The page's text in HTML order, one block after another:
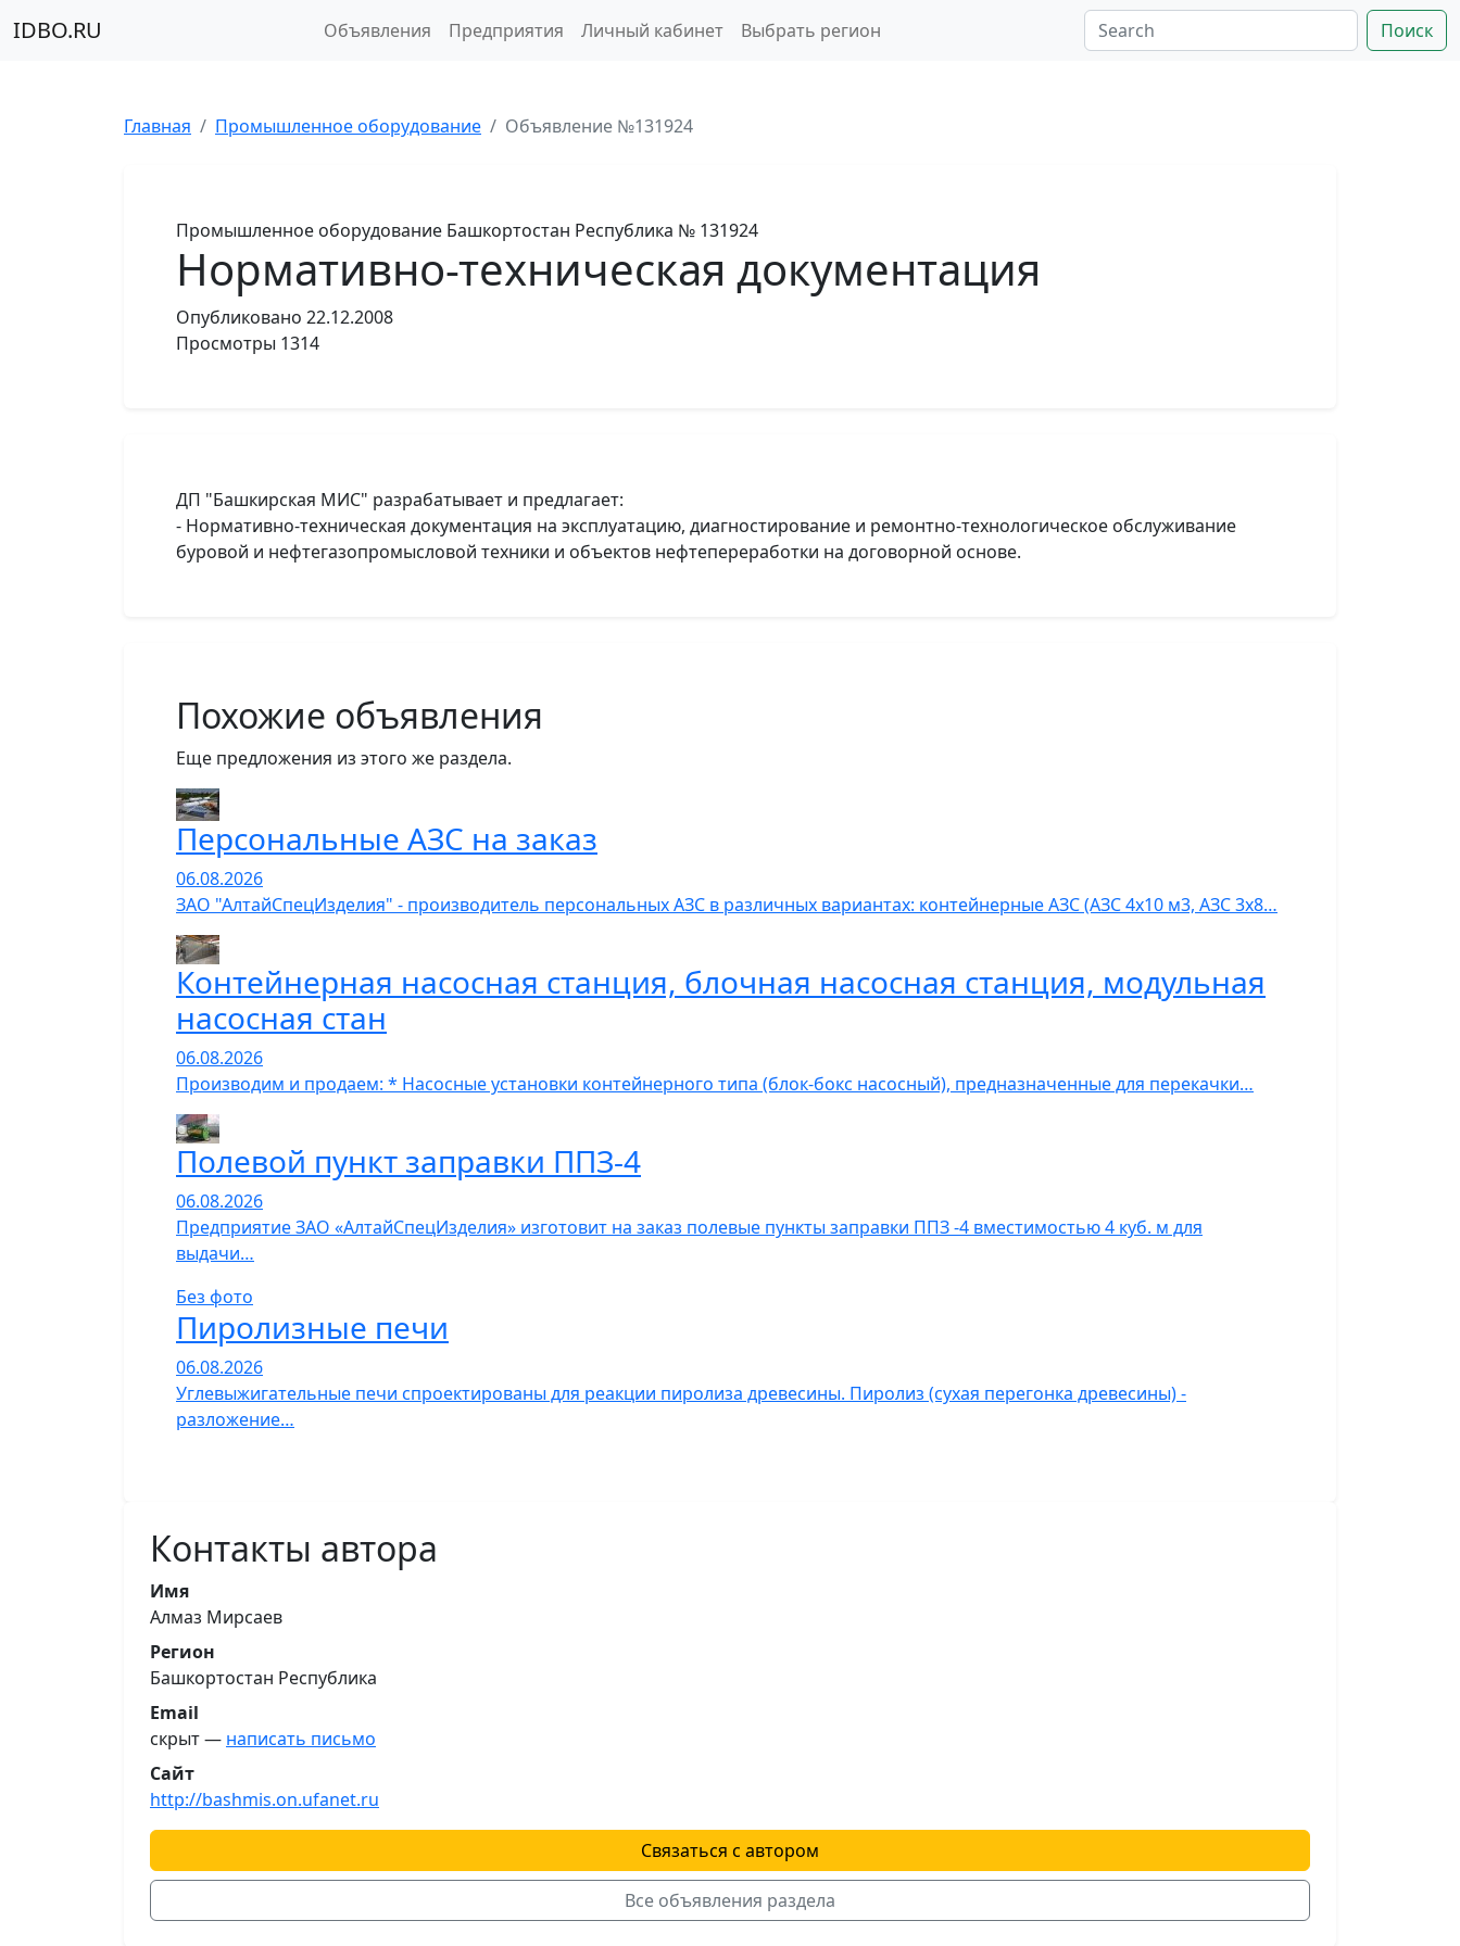
IDBO.RU Объявления Предприятия Личный кабинет Выбрать регион Поиск
Главная Промышленное оборудование Объявление №131924
Промышленное оборудование Башкортостан Республика № 131924
Нормативно-техническая документация
Опубликовано 22.12.2008
Просмотры 1314
ДП "Башкирская МИС" разрабатывает и предлагает:
- Нормативно-техническая документация на эксплуатацию, диагностирование и ремонтно-технологическое обслуживание
буровой и нефтегазопромысловой техники и объектов нефтепереработки на договорной основе.
Похожие объявления
Еще предложения из этого же раздела.
Персональные АЗС на заказ
06.08.2026
ЗАО "АлтайСпецИзделия" - производитель персональных АЗС в различных вариантах: контейнерные АЗС (АЗС 4х10 м3, АЗС 3х8…
Контейнерная насосная станция, блочная насосная станция, модульная
насосная стан
06.08.2026
Производим и продаем: * Насосные установки контейнерного типа (блок-бокс насосный), предназначенные для перекачки…
Полевой пункт заправки ППЗ-4
06.08.2026
Предприятие ЗАО «АлтайСпецИзделия» изготовит на заказ полевые пункты заправки ППЗ -4 вместимостью 4 куб. м для
выдачи…
Без фото
Пиролизные печи
06.08.2026
Углевыжигательные печи спроектированы для реакции пиролиза древесины. Пиролиз (сухая перегонка древесины) -
разложение…
Контакты автора
Имя
Алмаз Мирсаев
Регион
Башкортостан Республика
Email
скрыт — написать письмо
Сайт
http://bashmis.on.ufanet.ru
Связаться с автором
Все объявления раздела